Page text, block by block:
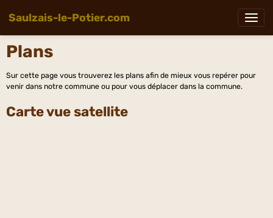
Saulzais-le-Potier.com
Plans
Sur cette page vous trouverez les plans afin de mieux vous repérer pour
venir dans notre commune ou pour vous déplacer dans la commune.
Carte vue satellite